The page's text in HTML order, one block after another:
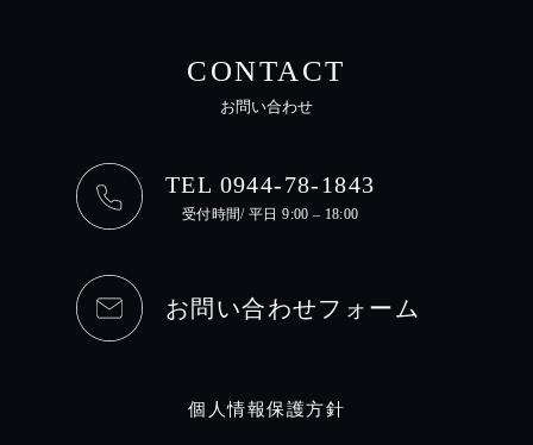
CONTACT
お問い合わせ
TEL 0944-78-1843
受付時間/ 平日 9:00 – 18:00
お問い合わせフォーム
個人情報保護方針